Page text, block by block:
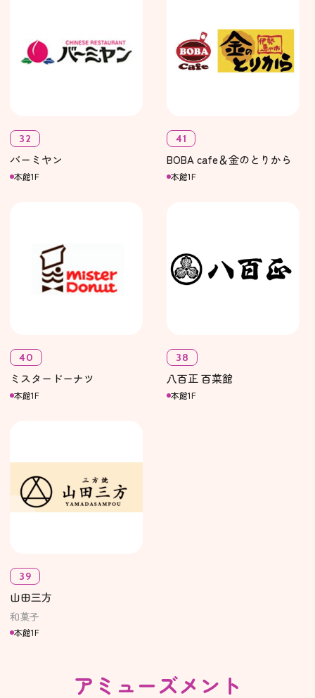
32
バーミヤン
本館1F
41
BOBA cafe＆金のとりから
本館1F
40
ミスタードーナツ
本館1F
38
八百正 百菜館
本館1F
39
山田三方
和菓子
本館1F
アミューズメント